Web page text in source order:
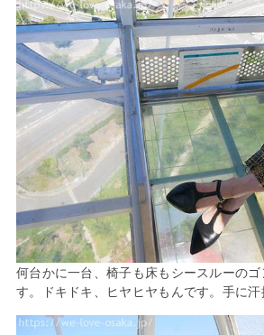
何台かに一台、椅子も床もシースルーのゴ
す。ドキドキ、ヒヤヒヤもんです。手に汗